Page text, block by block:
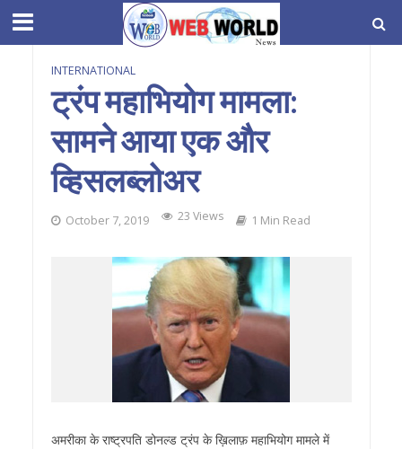
INTERNATIONAL
ट्रंप महाभियोग मामला:
सामने आया एक और
व्हिसलब्लोअर
October 7, 2019 23 Views 1 Min Read
अमरीका के राष्ट्रपति डोनल्ड ट्रंप के ख़िलाफ़ महाभियोग मामले में